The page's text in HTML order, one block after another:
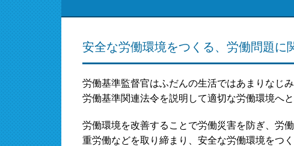
安全な労働環境をつくる、労働問題に
労働基準監督官はふだんの生活ではあまりなじ
労働基準関連法令を説明して適切な労働環境へ
労働環境を改善することで労働災害を防ぎ、労
重労働などを取り締まり、安全な労働環境をつ